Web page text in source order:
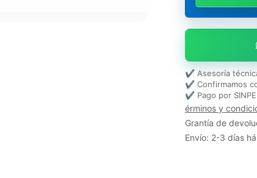
✔ Asesoría
✔ Confirmamos
✔ Pago por
érminos y
Grantía de
Envío: 2-3 días